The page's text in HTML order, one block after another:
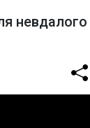
невдалого